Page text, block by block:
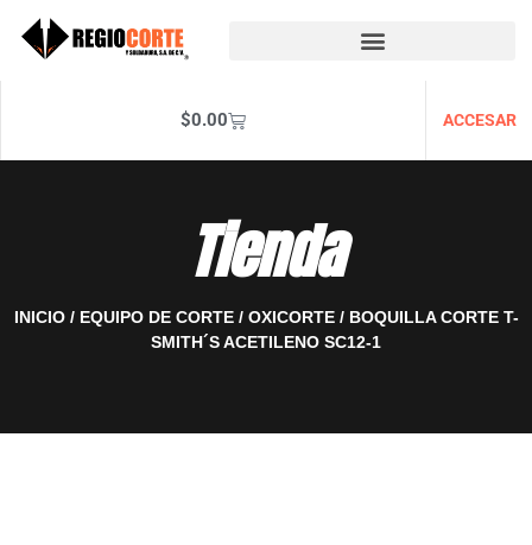
$0.00 ACCESAR
Tienda
INICIO/ EQUIPO DE CORTE/ OXICORTE/ BOQUILLA CORTE T-
SMITH´S ACETILENO SC12-1